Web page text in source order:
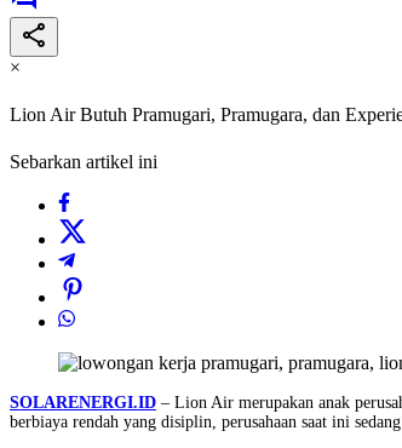
×
Lion Air Butuh Pramugari, Pramugara, dan
Sebarkan artikel ini
SOLARENERGI.ID – Lion Air merupakan anak
berbiaya rendah yang disiplin, perusahaan saat ini